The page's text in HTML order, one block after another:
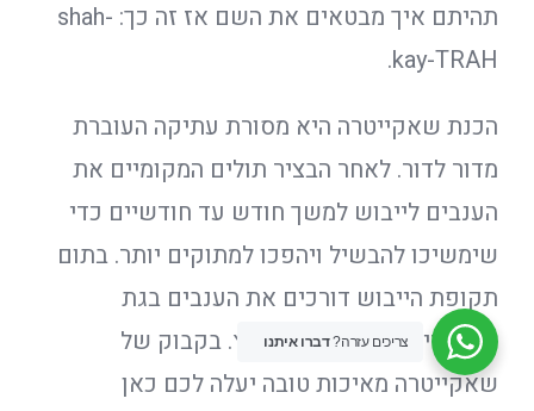
תהיתם איך מבטאים את השם אז זה כך: shah-
kay-TRAH.
הכנת שאקייטרה היא מסורת עתיקה העוברת
מדור לדור. לאחר הבציר תולים המקומיים את
הענבים לייבוש למשך חודש עד חודשיים כדי
שימשיכו להבשיל ויהפכו למתוקים יותר. בתום
תקופת הייבוש דורכים את הענבים בגת
ומעבירים ליישון בחביות עץ. בקבוק של
שאקייטרה מאיכות טובה יעלה לכם כאן
צריכים עזרה?דברו איתנו